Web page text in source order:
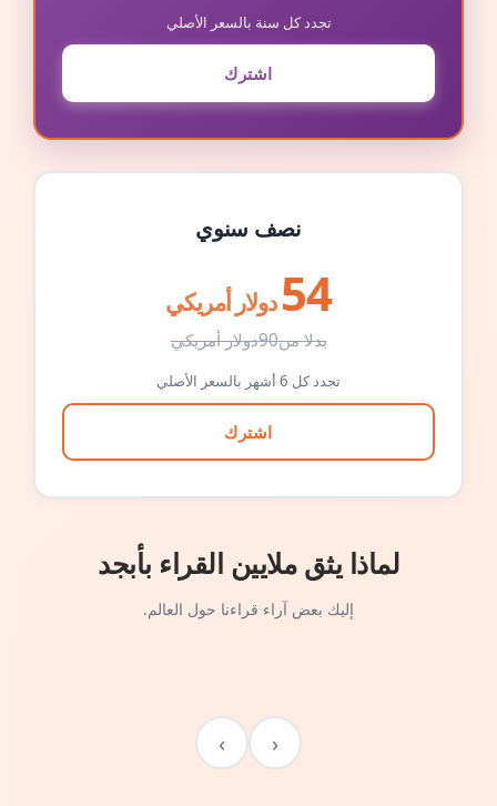
تجدد كل سنة بالسعر الأصلي
اشترك
نصف سنوي
54 دولار أمريكي
بدلا من90دولار أمريكي
تجدد كل 6 أشهر بالسعر الأصلي
اشترك
لماذا يثق ملايين القراء بأبجد
إليك بعض آراء قراءنا حول العالم.
‹
›